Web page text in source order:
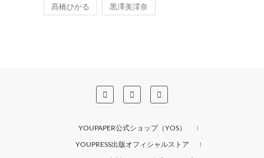
髙橋ひかる 黒澤美澪奈
YOUPAPER公式ショップ（YOS）
YOUPRESS出版オフィシャルストア